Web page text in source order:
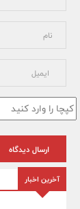
ارسال دیدگاه
آخرین اخبار